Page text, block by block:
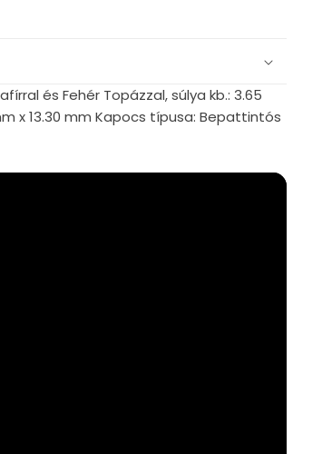
és Fehér Topázzal, súlya kb.: 3.65
x 13.30 mm Kapocs típusa: Bepattintós